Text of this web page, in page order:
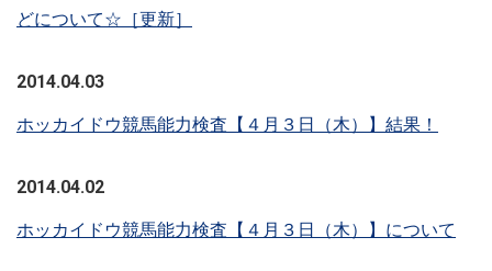
どについて☆［更新］
2014.04.03
ホッカイドウ競馬能力検査【４月３日（木）】結果！
2014.04.02
ホッカイドウ競馬能力検査【４月３日（木）】について